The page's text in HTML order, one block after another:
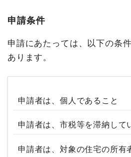
申請条件
申請にあたっては、以下の条
あります。
申請者は、個人であること
申請者は、市税等を滞納して
申請者は、対象の住宅の所有